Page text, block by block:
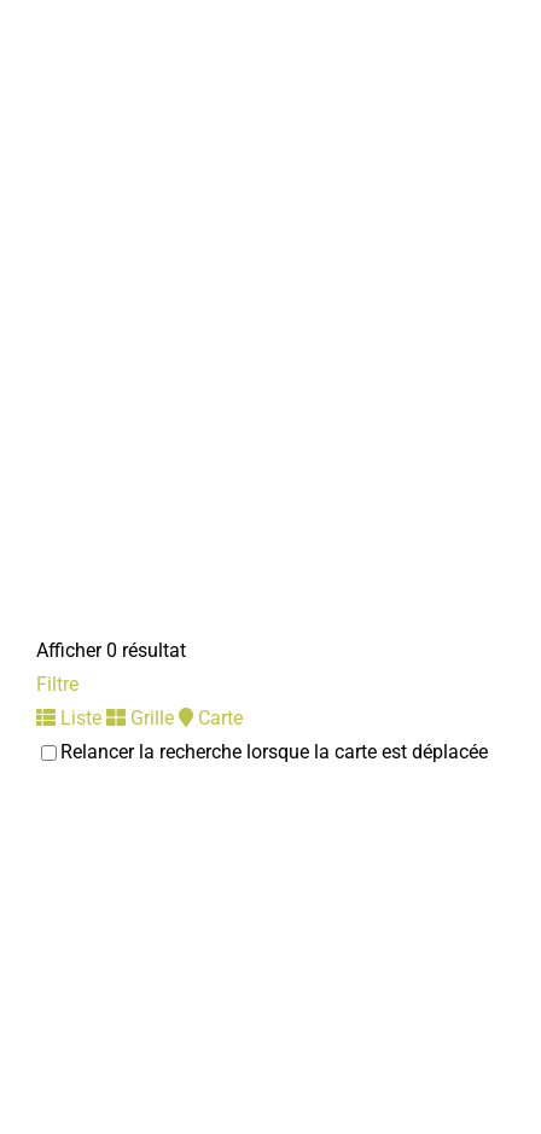
Afficher 0 résultat
Filtre
Liste
Grille
Carte
Relancer la recherche lorsque la carte est déplacée